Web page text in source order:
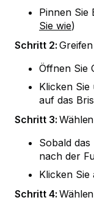
Pinnen Sie
Sie wie)
Schritt 2:
Öffnen Sie
Klicken
auf das
Schritt 3:
Sobald
nach der
Klicken Sie
Schritt 4: